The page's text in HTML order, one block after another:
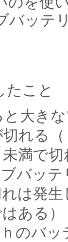
バッテ
たこと
大き
れる
満で
バッ
は発
ある）
のバ